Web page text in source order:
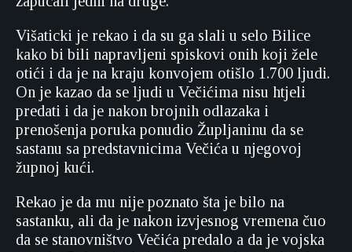
Višaticki je rekao i da su ga slali u selo Bilice
kako bi bili napravljeni spiskovi onih koji žele
otići i da je na kraju konvojem otišlo 1.700 ljudi.
On je kazao da se ljudi u Večićima nisu htjeli
predati i da je nakon brojnih odlazaka i
prenošenja poruka ponudio Župljaninu da se
sastanu sa predstavnicima Večića u njegovoj
župnoj kući.
Rekao je da mu nije poznato šta je bilo na
sastanku, ali da je nakon izvjesnog vremena čuo
da se stanovništvo Večića predalo a da je vojska